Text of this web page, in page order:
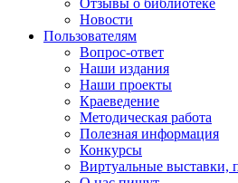
Отзывы о библиотеке
Новости
Пользователям
Вопрос-ответ
Наши издания
Наши проекты
Краеведение
Методическая работа
Полезная информация
Конкурсы
Виртуальные выставки,